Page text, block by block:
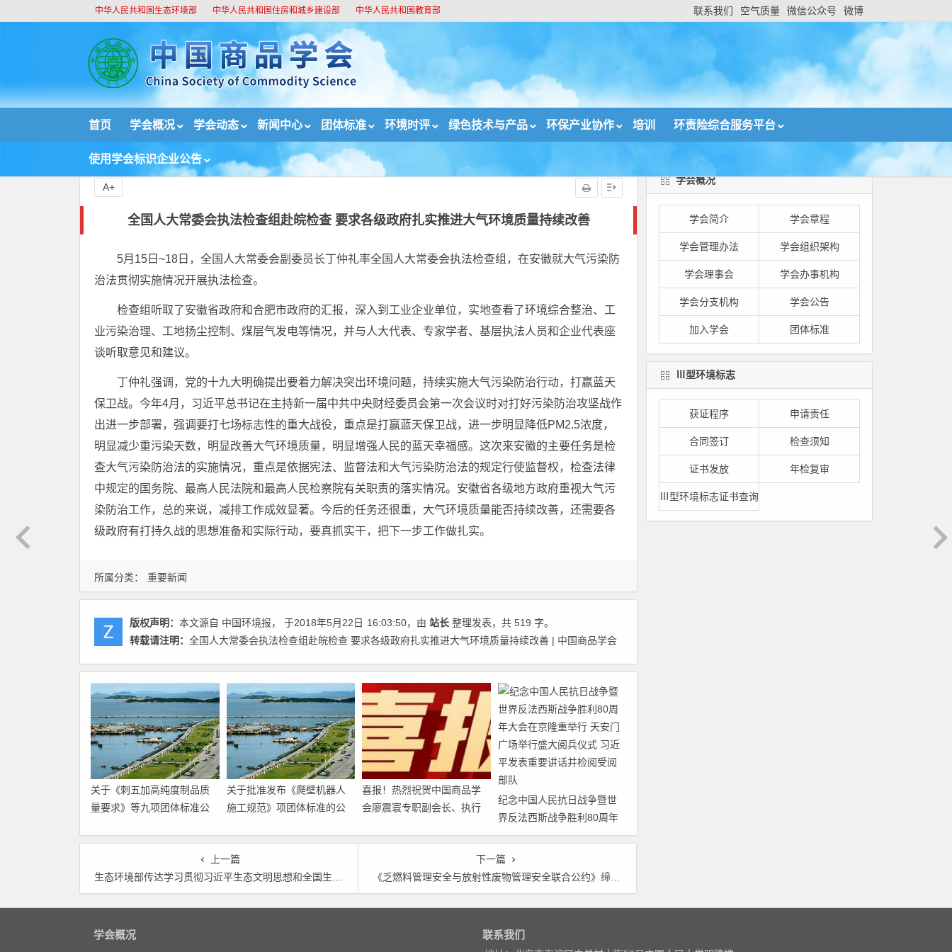
中华人民共和国生态环境部 中华人民共和国住房和城乡建设部 中华人民共和国教育部 联系我们 空气质量 微信公众号 微博
首页 学会概况 学会动态 新闻中心 团体标准 环境时评 绿色技术与产品 环保产业协作 培训 环责险综合服务平台
使用学会标识企业公告
//
首页 新闻中心 重要新闻 全国人大常委会执法检查组赴皖检查 要求各级政府扎实推进大气环境质量持续改善
全国人大常委会执法检查组赴皖检查 要求各级政府扎实推进大气环境质量持续改善
A+
所属分类： 重要新闻
5月15日~18日，全国人大常委会副委员长丁仲礼率全国人大常委会执法检查组，在安徽就大气污染防
治法贯彻实施情况开展执法检查。
检查组听取了安徽省政府和合肥市政府的汇报，深入到工业企业单位，实地查看了环境综合整治、工
业污染治理、工地扬尘控制、煤层气发电等情况，并与人大代表、专家学者、基层执法人员和企业代表座
谈听取意见和建议。
丁仲礼强调，党的十九大明确提出要着力解决突出环境问题，持续实施大气污染防治行动，打赢蓝天
保卫战。今年4月，习近平总书记在主持新一届中共中央财经委员会第一次会议时对打好污染防治攻坚战作
出进一步部署，强调要打七场标志性的重大战役，重点是打赢蓝天保卫战，进一步明显降低PM2.5浓度，
明显减少重污染天数，明显改善大气环境质量，明显增强人民的蓝天幸福感。这次来安徽的主要任务是检
查大气污染防治法的实施情况，重点是依据宪法、监督法和大气污染防治法的规定行使监督权，检查法律
中规定的国务院、最高人民法院和最高人民检察院有关职责的落实情况。安徽省各级地方政府重视大气污
染防治工作，总的来说，减排工作成效显著。今后的任务还很重，大气环境质量能否持续改善，还需要各
级政府有打持久战的思想准备和实际行动，要真抓实干，把下一步工作做扎实。
版权声明： 本文源自 中国环境报， 于2018年5月22日 16:03:50，由 站长 整理发表，共 519 字。
转载请注明： 全国人大常委会执法检查组赴皖检查 要求各级政府扎实推进大气环境质量持续改善 | 中国商品学会
关于《刺五加高纯度制品质
量要求》等九项团体标准公
关于批准发布《爬壁机器人
施工规范》项团体标准的公
喜报！热烈祝贺中国商品学
会廖震寰专职副会长、执行
纪念中国人民抗日战争暨世
界反法西斯战争胜利80周年
大会在京隆重举行 天安门广
场举行盛大阅兵仪式 习近平
发表重要讲话并检阅受阅部
上一篇
生态环境部传达学习贯彻习近平生态文明思想和全国生态环境保护大会精神 坚决打好污染防治攻坚战
下一篇
《乏燃料管理安全与放射性废物管理安全联合公约》缔约方第六次审议会议召开 中国七项实践被认定为良好业绩
学会概况
学会简介 学会章程
学会管理办法 学会组织架构
学会理事会 学会办事机构
学会分支机构 学会公告
加入学会 团体标准
Ⅲ型环境标志
获证程序 申请责任
合同签订 检查须知
证书发放 年检复审
Ⅲ型环境标志证书查询
学会概况 联系我们